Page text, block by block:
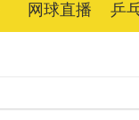
网球直播 乒